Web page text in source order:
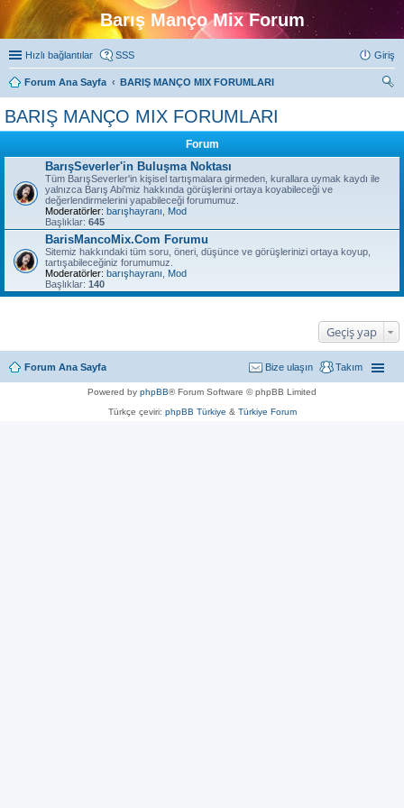
Barış Manço Mix Forum
Hızlı bağlantılar SSS Giriş
Forum Ana Sayfa
BARIŞ MANÇO MIX FORUMLARI
BARIŞ MANÇO MIX FORUMLARI
Forum
BarışSeverler'in Buluşma Noktası
Tüm BarışSeverler'in kişisel tartışmalara girmeden, kurallara uymak kaydı ile
yalnızca Barış Abi'miz hakkında görüşlerini ortaya koyabileceği ve
değerlendirmelerini yapabileceği forumumuz.
Moderatörler: barışhayranı
Mod
Başlıklar: 645
BarisMancoMix.Com Forumu
Sitemiz hakkındaki tüm soru, öneri, düşünce ve görüşlerinizi ortaya koyup,
tartışabileceğiniz forumumuz.
Moderatörler: barışhayranı
Mod
Başlıklar: 140
Geçiş yap
Forum Ana Sayfa Takım
Bize ulaşın
Powered by phpBB® Forum Software © phpBB Limited
Türkçe çeviri: phpBB Türkiye & Türkiye Forum